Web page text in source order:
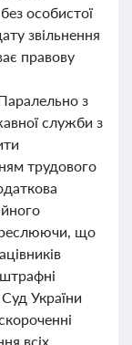
особистої
звільнення
правову
з
служби з
трудового
що
України
всіх